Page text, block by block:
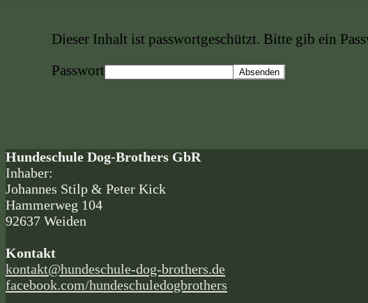
Dieser Inhalt ist passwortgeschützt. Bitte gib ein
Passwort
Hundeschule Dog-Brothers GbR
Inhaber:
Johannes Stilp & Peter Kick
Hammerweg 104
92637 Weiden
Kontakt
kontakt@hundeschule-dog-brothers.de
facebook.com/hundeschuledogbrothers